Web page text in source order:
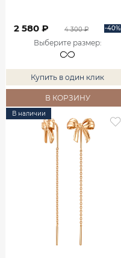
2 580 ₽ 4 300 ₽ -40%
Выберите размер:
Купить в один клик
В КОРЗИНУ
В наличии